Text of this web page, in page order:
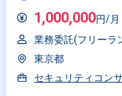
1,000,000円/月
業務委託(フリーラ
東京都
セキュリティコン
Google Cloud
その他の職種から探す